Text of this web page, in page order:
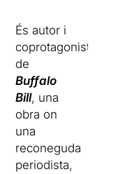
És autor i
coprotagonista
de
Buffalo
Bill, una
obra on
una
reconeguda
periodista,